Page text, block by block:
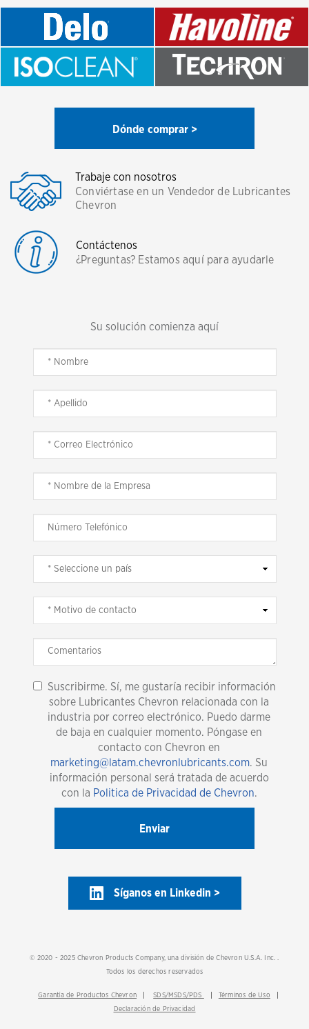
Dónde comprar >
Trabaje con nosotros
Conviértase en un Vendedor de Lubricantes
Chevron
Contáctenos
¿Preguntas? Estamos aquí para ayudarle
Su solución comienza aquí
Suscribirme. Sí, me gustaría recibir información
sobre Lubricantes Chevron relacionada con la
industria por correo electrónico. Puedo darme
de baja en cualquier momento. Póngase en
contacto con Chevron en
marketing@latam.chevronlubricants.com. Su
información personal será tratada de acuerdo
con la Politica de Privacidad de Chevron.
Síganos en Linkedin >
© 2020 - 2025 Chevron Products Company, una división de Chevron U.S.A. Inc. .
Todos los derechos reservados
Garantía de Productos Chevron SDS/MSDS/PDS
Términos de Uso
Declaración de Privacidad